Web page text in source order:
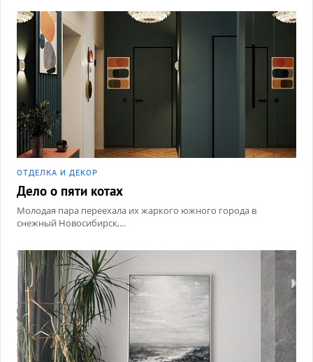
ОТДЕЛКА И ДЕКОР
Дело о пяти котах
Молодая пара переехала их жаркого южного города в
снежный Новосибирск,...